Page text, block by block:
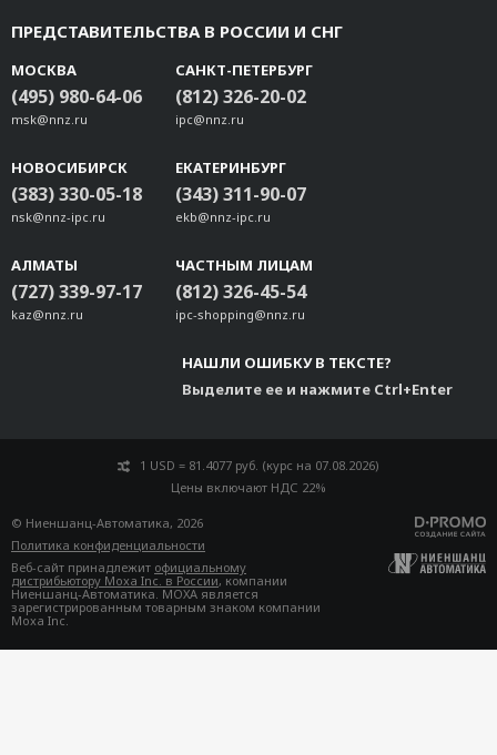
ПРЕДСТАВИТЕЛЬСТВА В РОССИИ И СНГ
МОСКВА
(495) 980-64-06
msk@nnz.ru
САНКТ-ПЕТЕРБУРГ
(812) 326-20-02
ipc@nnz.ru
НОВОСИБИРСК
(383) 330-05-18
nsk@nnz-ipc.ru
ЕКАТЕРИНБУРГ
(343) 311-90-07
ekb@nnz-ipc.ru
АЛМАТЫ
(727) 339-97-17
kaz@nnz.ru
ЧАСТНЫМ ЛИЦАМ
(812) 326-45-54
ipc-shopping@nnz.ru
НАШЛИ ОШИБКУ В ТЕКСТЕ?
Выделите ее и нажмите Ctrl+Enter
1 USD = 81.4077 руб. (курс на 07.08.2026)
Цены включают НДС 22%
© Ниеншанц-Автоматика, 2026
Политика конфиденциальности
Веб-сайт принадлежит официальному
дистрибьютору Moxa Inc. в России, компании
Ниеншанц-Автоматика. MOXA является
зарегистрированным товарным знаком компании
Moxa Inc.